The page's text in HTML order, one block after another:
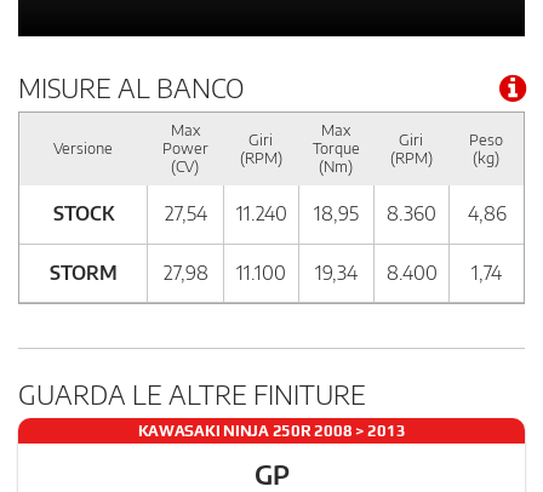
MISURE AL BANCO
Versione
Max
Power
(CV)
Giri
(RPM)
Max
Torque
(Nm)
Giri
(RPM)
Peso
(kg)
STOCK 27,54 11.240 18,95 8.360 4,86
STORM 27,98 11.100 19,34 8.400 1,74
GUARDA LE ALTRE FINITURE
KAWASAKI NINJA 250R 2008 > 2013
GP